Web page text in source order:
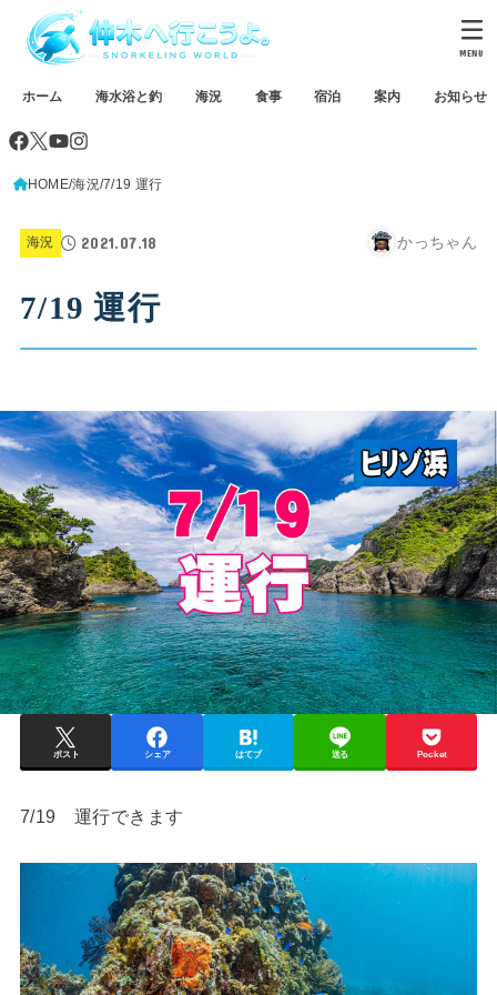
ホーム 海水浴と釣 海況 食事 宿泊 案内 お知らせ
MENU
HOME 海況 7/19 運行
海況 2021.07.18 かっちゃん
7/19 運行
ポスト シェア はてブ 送る Pocket
7/19 運行できます